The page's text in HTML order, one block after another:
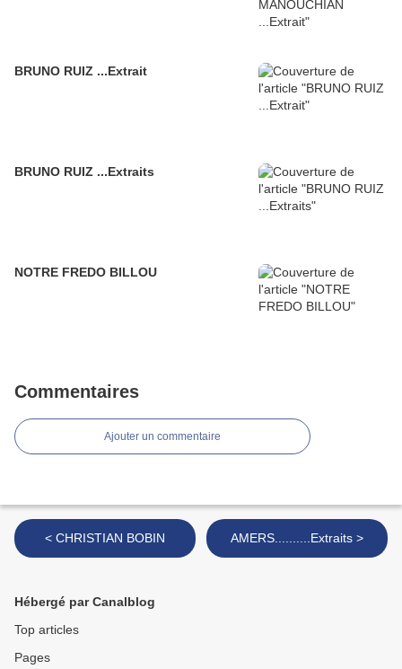
BRUNO RUIZ ...Extrait
BRUNO RUIZ ...Extraits
NOTRE FREDO BILLOU
Commentaires
Ajouter un commentaire
< CHRISTIAN BOBIN AMERS..........Extraits >
Hébergé par Canalblog
Top articles
Pages